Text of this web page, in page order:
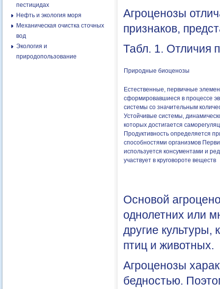
пестицидах
Нефть и экология моря
Механическая очистка сточных
вод
Экология и
природопользование
Агроценозы
признаков,
Табл. 1. Отличия
Природные биоценозы
Естественные, первичные
сформировавшиеся в процессе
системы со значительным
Устойчивые системы,
которых достигается
Продуктивность определяется
способностями организмов
используется консументами и
участвует в круговороте веществ
Основой
однолетних или
другие
птиц и животных.
Агроценозы
бедностью.